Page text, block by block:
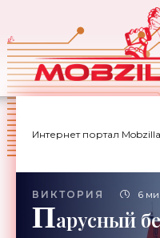
ВИКТОРИЯ 6
Парусный